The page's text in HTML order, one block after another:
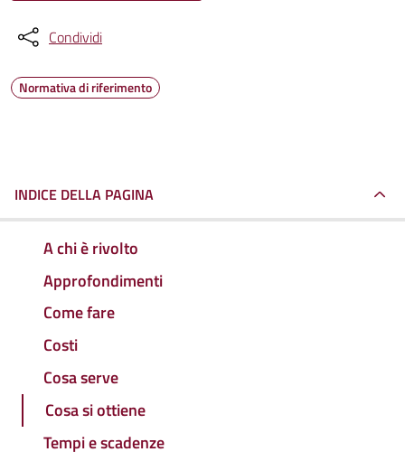
Condividi
Normativa di riferimento
INDICE DELLA PAGINA
A chi è rivolto
Approfondimenti
Come fare
Costi
Cosa serve
Cosa si ottiene
Tempi e scadenze